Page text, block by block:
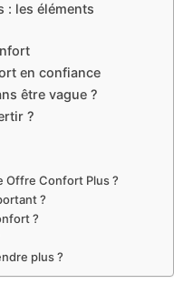
: les éléments
en confiance
être vague ?
?
Offre Confort Plus ?
?
?
plus ?